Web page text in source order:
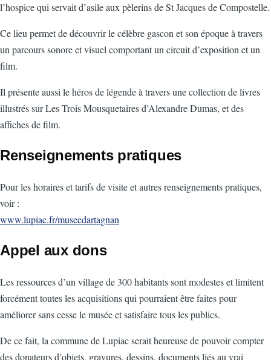
l’hospice qui servait d’asile aux pèlerins de St Jacques de Compostelle.
Ce lieu permet de découvrir le célèbre gascon et son époque à travers
un parcours sonore et visuel comportant un circuit d’exposition et un
film.
Il présente aussi le héros de légende à travers une collection de livres
illustrés sur Les Trois Mousquetaires d’Alexandre Dumas, et des
affiches de film.
Renseignements pratiques
Pour les horaires et tarifs de visite et autres renseignements pratiques,
voir :
www.lupiac.fr/museedartagnan
Appel aux dons
Les ressources d’un village de 300 habitants sont modestes et limitent
forcément toutes les acquisitions qui pourraient être faites pour
améliorer sans cesse le musée et satisfaire tous les publics.
De ce fait, la commune de Lupiac serait heureuse de pouvoir compter
des donateurs d’objets, gravures, dessins, documents liés au vrai